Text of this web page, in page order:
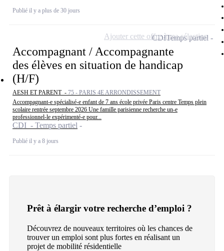
Publié il y a plus de 30 jours
Accompagnant / Accompagnante
des élèves en situation de handicap
(H/F)
AESH ET PARENT - 75 - PARIS 4E ARRONDISSEMENT
Accompagnant-e spécialisé-e enfant de 7 ans école privée Paris centre Temps plein
scolaire rentrée septembre 2026 Une famille parisienne recherche un-e
professionnel-le expérimenté-e pour...
CDI - Temps partiel
Publié il y a 8 jours
CDITemps partiel
Ajouter cette offre à ma sélection
Prêt à élargir votre recherche d’emploi ?
Découvrez de nouveaux territoires où les chances de
trouver un emploi sont plus fortes en réalisant un
projet de mobilité résidentielle